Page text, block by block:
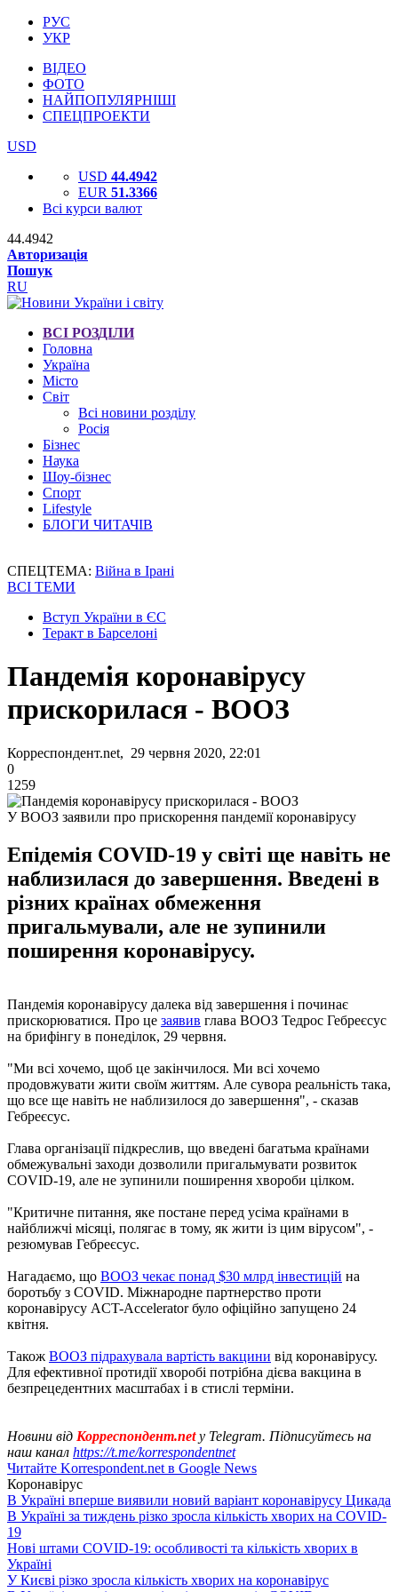
РУС
УКР
ВІДЕО
ФОТО
НАЙПОПУЛЯРНІШІ
СПЕЦПРОЕКТИ
USD
USD 44.4942
EUR 51.3366
Всі курси валют
44.4942
Авторизація
Пошук
RU
ВСІ РОЗДІЛИ
Головна
Україна
Місто
Світ
Всі новини розділу
Росія
Бізнес
Наука
Шоу-бізнес
Спорт
Lifestyle
БЛОГИ ЧИТАЧІВ
СПЕЦТЕМА: Війна в Ірані
ВСІ ТЕМИ
Вступ України в ЄС
Теракт в Барселоні
Пандемія коронавірусу
прискорилася - ВООЗ
Корреспондент.net, 29 червня 2020, 22:01
0
1259
У ВООЗ заявили про прискорення пандемії коронавірусу
Епідемія COVID-19 у світі ще навіть не
наблизилася до завершення. Введені в
різних країнах обмеження
пригальмували, але не зупинили
поширення коронавірусу.
Пандемія коронавірусу далека від завершення і починає
прискорюватися. Про це заявив глава ВООЗ Тедрос Гебреєсус
на брифінгу в понеділок, 29 червня.
"Ми всі хочемо, щоб це закінчилося. Ми всі хочемо
продовжувати жити своїм життям. Але сувора реальність така,
що все ще навіть не наблизилося до завершення", - сказав
Гебреєсус.
Глава організації підкреслив, що введені багатьма країнами
обмежувальні заходи дозволили пригальмувати розвиток
COVID-19, але не зупинили поширення хвороби цілком.
"Критичне питання, яке постане перед усіма країнами в
найближчі місяці, полягає в тому, як жити із цим вірусом", -
резюмував Гебреєсус.
Нагадаємо, що ВООЗ чекає понад $30 млрд інвестицій на
боротьбу з COVID. Міжнародне партнерство проти
коронавірусу ACT-Accelerator було офіційно запущено 24
квітня.
Також ВООЗ підрахувала вартість вакцини від коронавірусу.
Для ефективної протидії хворобі потрібна дієва вакцина в
безпрецедентних масштабах і в стислі терміни.
Новини від Корреспондент.netу Telegram. Підписуйтесь на
наш канал https://t.me/korrespondentnet
Читайте Korrespondent.net в Google News
Коронавірус
В Україні вперше виявили новий варіант коронавірусу Цикада
В Україні за тиждень різко зросла кількість хворих на COVID-
19
Нові штами COVID-19: особливості та кількість хворих в
Україні
У Києві різко зросла кількість хворих на коронавірус